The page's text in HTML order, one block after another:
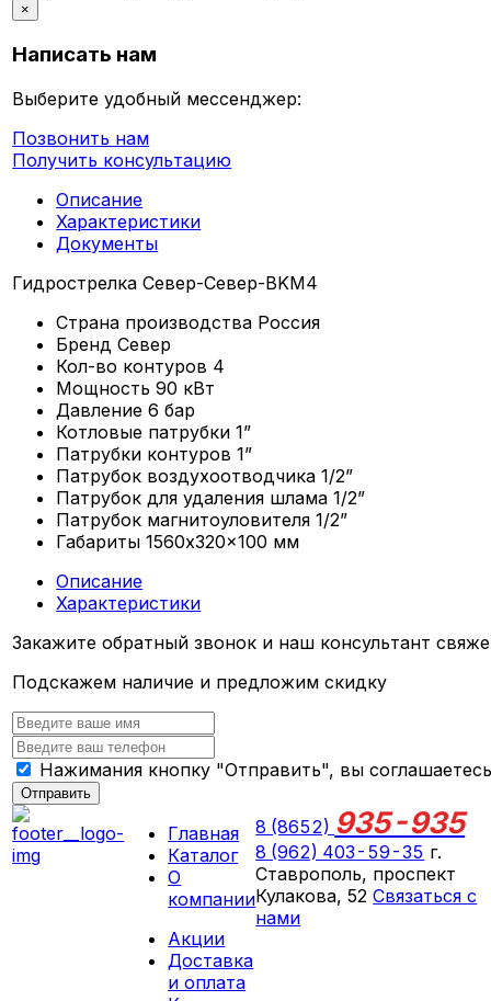
×
Написать нам
Выберите удобный мессенджер:
Позвонить нам
Получить консультацию
Описание
Характеристики
Документы
Гидрострелка Север-Север-BKМ4
Страна производства Россия
Бренд Север
Кол-во контуров 4
Мощность 90 кВт
Давление 6 бар
Котловые патрубки 1”
Патрубки контуров 1”
Патрубок воздухоотводчика 1/2”
Патрубок для удаления шлама 1/2”
Патрубок магнитоуловителя 1/2”
Габариты 1560x320x100 мм
Описание
Характеристики
Закажите обратный звонок и наш консультант
Подскажем наличие и предложим скидку
Нажимания кнопку "Отправить", вы
Отправить
Главная
Каталог
О
компании
Акции
Доставка
и оплата
8 (8652) 935-935
8 (962) 403-59-35 г.
Ставрополь, проспект
Кулакова, 52Связаться с
нами